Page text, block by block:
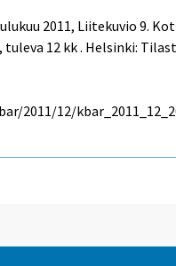
2011, Liitekuvio 9.
12 kk . Helsinki:
2011/12/